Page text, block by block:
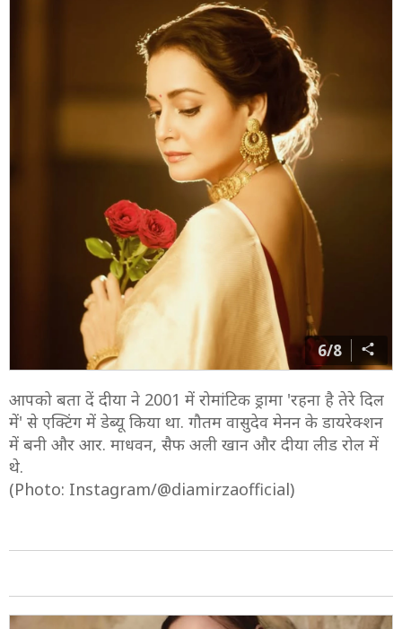
6/8
आपको बता दें दीया ने 2001 में रोमांटिक ड्रामा 'रहना है तेरे दिल
में' से एक्टिंग में डेब्यू किया था. गौतम वासुदेव मेनन के डायरेक्शन
में बनी और आर. माधवन, सैफ अली खान और दीया लीड रोल में
थे.
(Photo: Instagram/@diamirzaofficial)